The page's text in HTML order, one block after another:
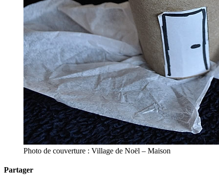
Photo de couverture : Village de Noël – Maison
Partager